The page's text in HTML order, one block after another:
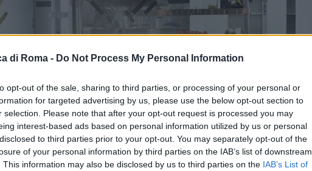
di Roma - Do Not Process My Personal Information
opt-out of the sale, sharing to third parties, or processing of your personal or
for targeted advertising by us, please use the below opt-out section to
selection. Please note that after your opt-out request is processed you may
interest-based ads based on personal information utilized by us or personal
to third parties prior to your opt-out. You may separately opt-out of the
of your personal information by third parties on the IAB’s list of downstream
This information may also be disclosed by us to third parties on the IAB’s List of